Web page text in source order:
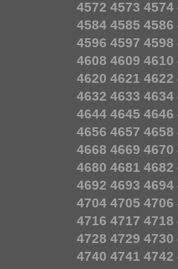
4572 4573 4574
4584 4585 4586
4596 4597 4598
4608 4609 4610
4620 4621 4622
4632 4633 4634
4644 4645 4646
4656 4657 4658
4668 4669 4670
4680 4681 4682
4692 4693 4694
4704 4705 4706
4716 4717 4718
4728 4729 4730
4740 4741 4742